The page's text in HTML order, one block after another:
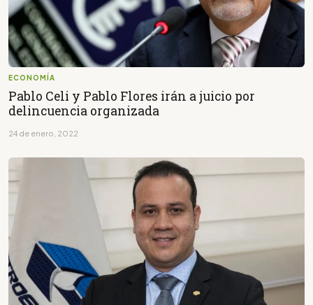
ECONOMÍA
Pablo Celi y Pablo Flores irán a juicio por
delincuencia organizada
24 de enero, 2022